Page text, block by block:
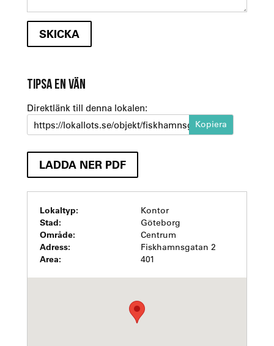
TIPSA EN VÄN
Direktlänk till denna lokalen:
https://lokallots.se/objekt/fiskhamnsgatan-2-2
LADDA NER PDF
Lokaltyp: Kontor
Stad: Göteborg
Område: Centrum
Adress: Fiskhamnsgatan 2
Area: 401